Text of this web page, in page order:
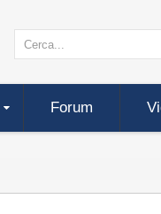
Forum